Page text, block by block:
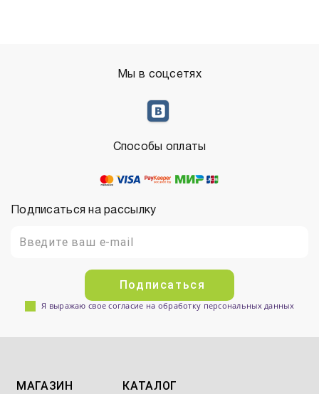
Мы в соцсетях
Подписаться на рассылку
Подписаться
Я выражаю свое согласие на обработку персональных данных
Способы оплаты
МАГАЗИН КАТАЛОГ